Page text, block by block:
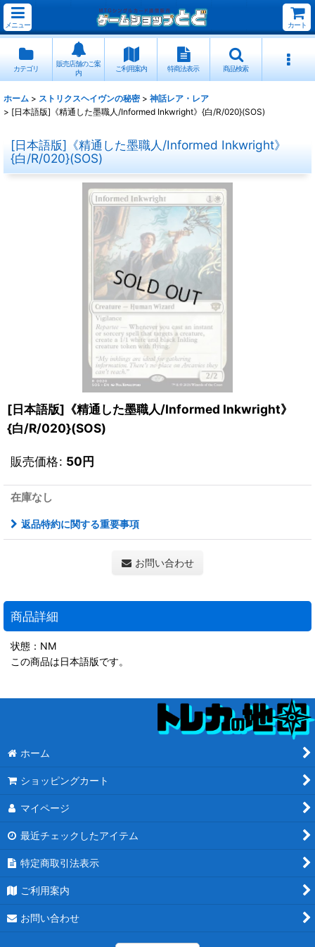
メニュー カート
カテゴリ
販売店舗のご案
内
ご利用案内 特商法表示 商品検索
ホーム > ストリクスヘイヴンの秘密 > 神話レア・レア
> [日本語版]《精通した墨職人/Informed Inkwright》{白/R/020}(SOS)
[日本語版]《精通した墨職人/Informed Inkwright》
{白/R/020}(SOS)
[日本語版]《精通した墨職人/Informed Inkwright》
{白/R/020}(SOS)
販売価格: 50円
在庫なし
返品特約に関する重要事項
お問い合わせ
商品詳細
状態：NM
この商品は日本語版です。
ホーム
ショッピングカート
マイページ
最近チェックしたアイテム
特定商取引法表示
ご利用案内
お問い合わせ